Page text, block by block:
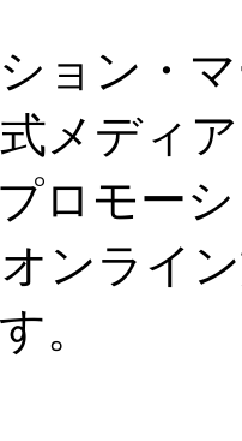
ョン・
メディ
ロモー
ンライ
。